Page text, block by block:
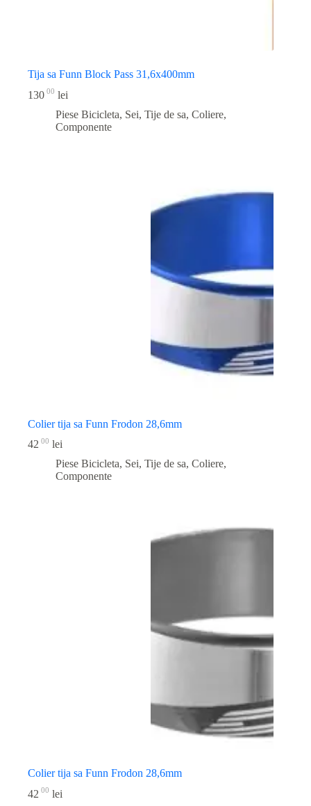
Tija sa Funn Block Pass 31,6x400mm
130 00 lei
Piese Bicicleta, Sei, Tije de sa, Coliere,
Componente
Colier tija sa Funn Frodon 28,6mm
42 00 lei
Piese Bicicleta, Sei, Tije de sa, Coliere,
Componente
Colier tija sa Funn Frodon 28,6mm
42 00 lei